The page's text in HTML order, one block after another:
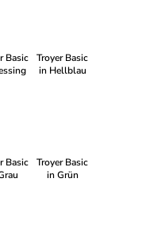
Basic
Troyer Basic
in Hellblau
Basic
Troyer Basic
in Grün